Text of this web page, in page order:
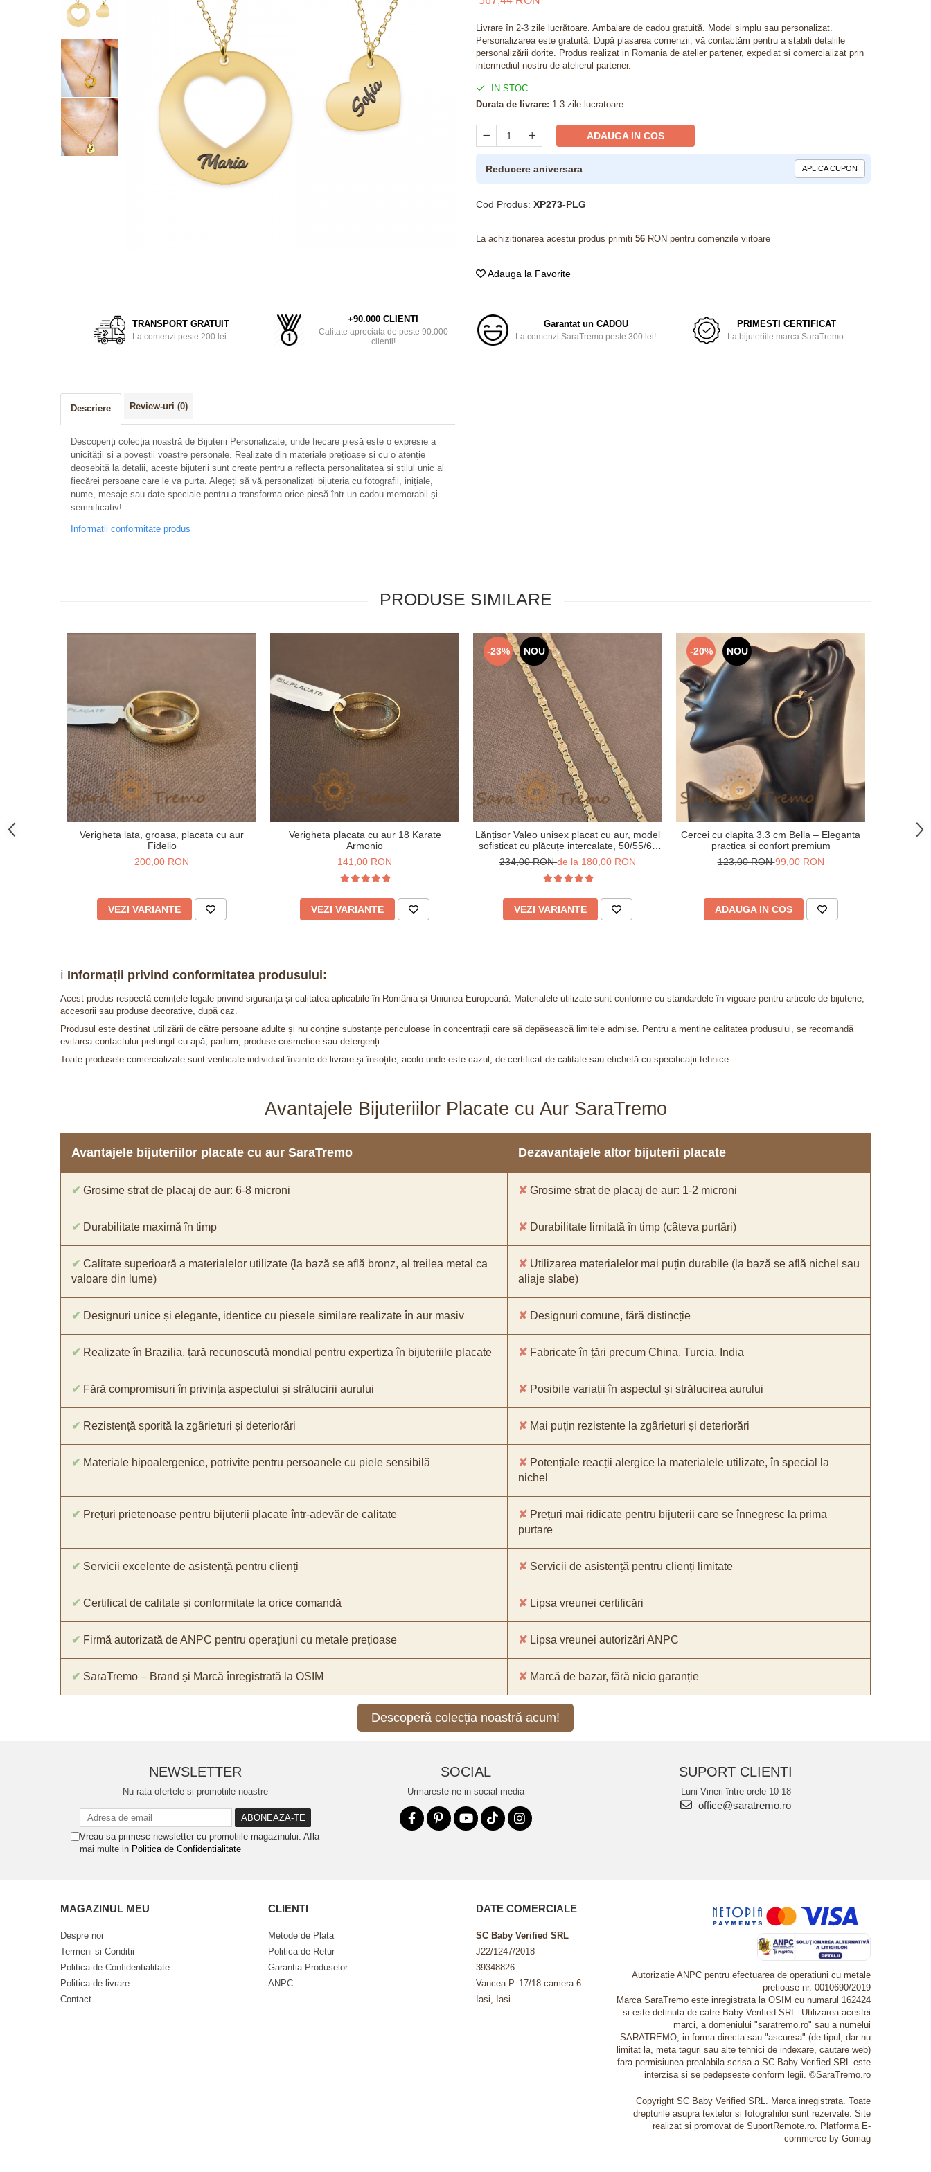
Bijuterii pentru barbati
Bijuterii din argint placate cu aur
Livrare în 2-3 zile lucrătoare. Ambalare de cadou gratuită. Model simplu sau personalizat.
Personalizarea este gratuită. După plasarea comenzii, vă contactăm pentru a stabili detaliile
personalizării dorite. Produs realizat in Romania de atelier partener, expediat si comercializat prin
intermediul nostru de atelierul partener.
IN STOC
Durata de livrare: 1-3 zile lucratoare
ADAUGA IN COS
Reducere aniversara APLICA CUPON
Cod Produs: XP273-PLG
La achizitionarea acestui produs primiti 56 RON pentru comenzile viitoare
Adauga la Favorite
TRANSPORT GRATUIT
La comenzi peste 200 lei.
+90.000 CLIENTI
Calitate apreciata de peste 90.000
clienti!
Garantat un CADOU
La comenzi SaraTremo peste 300 lei!
PRIMESTI CERTIFICAT
La bijuteriile marca SaraTremo.
Descriere Review-uri (0)
Descoperiți colecția noastră de Bijuterii Personalizate, unde fiecare piesă este o expresie a
unicității și a poveștii voastre personale. Realizate din materiale prețioase și cu o atenție
deosebită la detalii, aceste bijuterii sunt create pentru a reflecta personalitatea și stilul unic al
fiecărei persoane care le va purta. Alegeți să vă personalizați bijuteria cu fotografii, inițiale,
nume, mesaje sau date speciale pentru a transforma orice piesă într-un cadou memorabil și
semnificativ!
Informatii conformitate produs
PRODUSE SIMILARE
Verigheta lata, groasa, placata cu aur
Fidelio
200,00 RON
VEZI VARIANTE
Verigheta placata cu aur 18 Karate
Armonio
141,00 RON
VEZI VARIANTE
-23% NOU
Lănțișor Valeo unisex placat cu aur, model
sofisticat cu plăcuțe intercalate, 50/55/60
cm
234,00 RONde la 180,00 RON
VEZI VARIANTE
-20% NOU
Cercei cu clapita 3.3 cm Bella – Eleganta
practica si confort premium
123,00 RON99,00 RON
ADAUGA IN COS
ℹ️ Informații privind conformitatea produsului:
Acest produs respectă cerințele legale privind siguranța și calitatea aplicabile în România și Uniunea Europeană. Materialele utilizate sunt conforme cu standardele în vigoare pentru articole de bijuterie,
accesorii sau produse decorative, după caz.
Produsul este destinat utilizării de către persoane adulte și nu conține substanțe periculoase în concentrații care să depășească limitele admise. Pentru a menține calitatea produsului, se recomandă
evitarea contactului prelungit cu apă, parfum, produse cosmetice sau detergenți.
Toate produsele comercializate sunt verificate individual înainte de livrare și însoțite, acolo unde este cazul, de certificat de calitate sau etichetă cu specificații tehnice.
Avantajele Bijuteriilor Placate cu Aur SaraTremo
Avantajele bijuteriilor placate cu aur SaraTremo Dezavantajele altor bijuterii placate
✔ Grosime strat de placaj de aur: 6-8 microni ✘ Grosime strat de placaj de aur: 1-2 microni
✔ Durabilitate maximă în timp ✘ Durabilitate limitată în timp (câteva purtări)
✔ Calitate superioară a materialelor utilizate (la bază se află bronz, al treilea metal ca
valoare din lume)
✘ Utilizarea materialelor mai puțin durabile (la bază se află nichel sau
aliaje slabe)
✔ Designuri unice și elegante, identice cu piesele similare realizate în aur masiv ✘ Designuri comune, fără distincție
✔ Realizate în Brazilia, țară recunoscută mondial pentru expertiza în bijuteriile placate ✘ Fabricate în țări precum China, Turcia, India
✔ Fără compromisuri în privința aspectului și strălucirii aurului ✘ Posibile variații în aspectul și strălucirea aurului
✔ Rezistență sporită la zgârieturi și deteriorări ✘ Mai puțin rezistente la zgârieturi și deteriorări
✔ Materiale hipoalergenice, potrivite pentru persoanele cu piele sensibilă ✘ Potențiale reacții alergice la materialele utilizate, în special la
nichel
✔ Prețuri prietenoase pentru bijuterii placate într-adevăr de calitate ✘ Prețuri mai ridicate pentru bijuterii care se înnegresc la prima
purtare
✔ Servicii excelente de asistență pentru clienți ✘ Servicii de asistență pentru clienți limitate
✔ Certificat de calitate și conformitate la orice comandă ✘ Lipsa vreunei certificări
✔ Firmă autorizată de ANPC pentru operațiuni cu metale prețioase ✘ Lipsa vreunei autorizări ANPC
✔ SaraTremo – Brand și Marcă înregistrată la OSIM ✘ Marcă de bazar, fără nicio garanție
Descoperă colecția noastră acum!
NEWSLETTER
Nu rata ofertele si promotiile noastre
Vreau sa primesc newsletter cu promotiile magazinului. Afla
mai multe in Politica de Confidentialitate
SOCIAL
Urmareste-ne in social media
SUPORT CLIENTI
Luni-Vineri între orele 10-18
office@saratremo.ro
MAGAZINUL MEU
Despre noi
Termeni si Conditii
Politica de Confidentialitate
Politica de livrare
Contact
CLIENTI
Metode de Plata
Politica de Retur
Garantia Produselor
ANPC
DATE COMERCIALE
SC Baby Verified SRL
J22/1247/2018
39348826
Vancea P. 17/18 camera 6
Iasi, Iasi
Autorizatie ANPC pentru efectuarea de operatiuni cu metale
pretioase nr. 0010690/2019
Marca SaraTremo este inregistrata la OSIM cu numarul 162424
si este detinuta de catre Baby Verified SRL. Utilizarea acestei
marci, a domeniului "saratremo.ro" sau a numelui
SARATREMO, in forma directa sau "ascunsa" (de tipul, dar nu
limitat la, meta taguri sau alte tehnici de indexare, cautare web)
fara permisiunea prealabila scrisa a SC Baby Verified SRL este
interzisa si se pedepseste conform legii. ©SaraTremo.ro
Copyright SC Baby Verified SRL. Marca inregistrata. Toate
drepturile asupra textelor si fotografiilor sunt rezervate. Site
realizat si promovat de SuportRemote.ro. Platforma E-
commerce by Gomag